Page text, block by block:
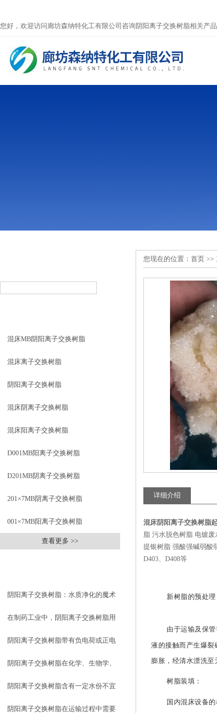
您好，欢迎访问廊坊森纳特化工有限公司咨询阴阳离子交换树脂相关产
混床MB阴阳离子交换树脂
混床离子交换树脂
阴阳离子交换树脂
混床阴离子交换树脂
混床阳离子交换树脂
D001MB阳离子交换树脂
D201MB阴离子交换树脂
201×7MB阴离子交换树脂
001×7MB阳离子交换树脂
查看更多 >>
阴阳离子交换树脂：水质净化的魔术
师
在制药工业中，阴阳离子交换树脂用
于生物分子的纯化和富集
阴阳离子交换树脂带有负电荷或正电
荷，可以吸附相反电荷的离子
阴阳离子交换树脂在化学、生物学、
医学等领域有着广泛的应用
阴阳离子交换树脂含有一定水份不宜
露天存放
阴阳离子交换树脂在运输过程中需要
您现在的位置： 首页 >>
详细介绍
混床阴阳离子交换树脂
脂 污水脱色树脂 电镀
提银树脂 强酸强碱弱酸
D403、D408等
新树脂的预处
由于运输及保
液的接触而产生爆
膨胀，经清水漂洗
树脂装填：
国内混床设备